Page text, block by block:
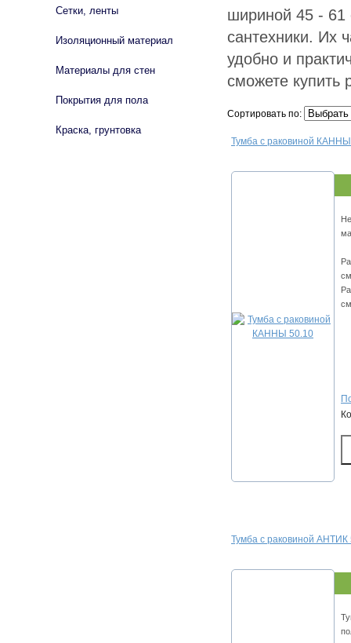
шириной 45 -
сантехники. Их
удобно и
сможете купить
Сортировать по:
Тумба с раковиной
Тумба с раковиной АНТИК
Сетки, ленты
Изоляционный материал
Материалы для стен
Покрытия для пола
Краска, грунтовка